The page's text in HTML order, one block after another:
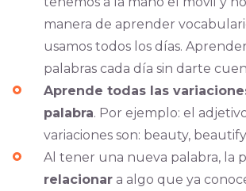
manera de aprender
usamos todos los días.
palabras cada día sin darte
Aprende todas las
palabra. Por ejemplo: el
variaciones son: beauty,
Al tener una nueva palabra, la
relacionara algo que ya